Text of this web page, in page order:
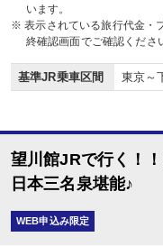
います。
※ 表示されている旅行代金・
終確認画面でご確認くださ
基準JR乗車区間 東京～
望川館JRで行く！
日本三名泉堪能♪
WEB申込み限定